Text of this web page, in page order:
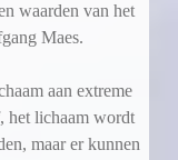
waarden van het
Maes.
aan extreme
het lichaam wordt
maar er kunnen